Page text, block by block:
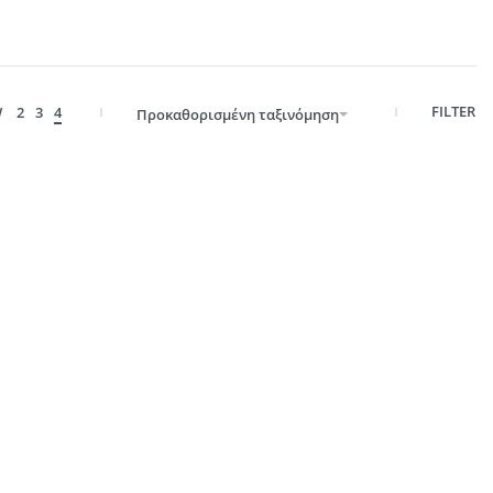
2 3 4 Προκαθορισμένη ταξινόμηση FILTER